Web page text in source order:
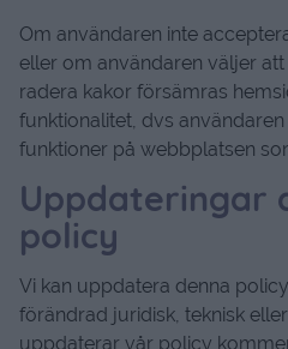
Om användaren inte
eller om användaren väljer
radera kakor försämras
funktionalitet, dvs
funktioner på webbplatsen
Uppdateringar
policy
Vi kan uppdatera denna
förändrad juridisk, teknisk
uppdaterar vår policy